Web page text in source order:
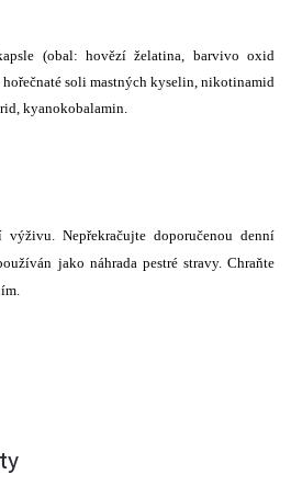
(obal: hovězí želatina, barvivo oxid
soli mastných kyselin, nikotinamid
kyanokobalamin.
výživu. Nepřekračujte doporučenou denní
jako náhrada pestré stravy. Chraňte